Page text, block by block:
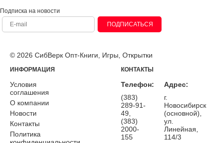
Подписка на новости
ПОДПИСАТЬСЯ
© 2026 СибВерк Опт-Книги, Игры, Открытки
ИНФОРМАЦИЯ
Условия
соглашения
О компании
Новости
Контакты
Политика
КОНТАКТЫ
Телефон:
(383)
289-91-
49,
(383)
2000-
155
Адрес:
г.
Новосибирск
(основной),
ул.
Линейная,
114/3